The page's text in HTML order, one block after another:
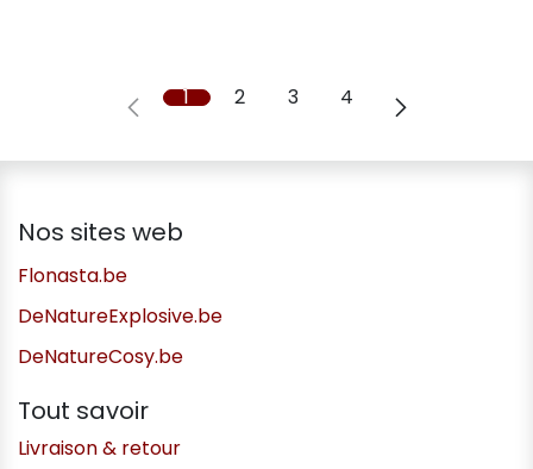
1 2 3 4
Nos sites web
Flonasta.be
DeNatureExplosive.be
DeNatureCosy.be
Tout savoir
Livraison & retour